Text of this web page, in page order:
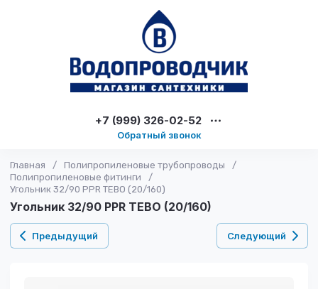
+7 (999) 326-02-52
Обратный звонок
Главная / Полипропиленовые трубопроводы
/
Полипропиленовые фитинги
/
Угольник 32/90 PPR TEBO (20/160)
Угольник 32/90 PPR TEBO (20/160)
Предыдущий Следующий